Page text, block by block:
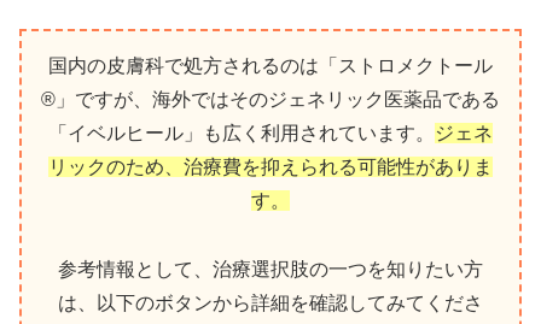
国内の皮膚科で処方されるのは「ストロメクトール
®」ですが、海外ではそのジェネリック医薬品である
「イベルヒール」も広く利用されています。
ジェネ
リックのため、治療費を抑えられる可能性がありま
す。
参考情報として、治療選択肢の一つを知りたい方
は、以下のボタンから詳細を確認してみてくださ